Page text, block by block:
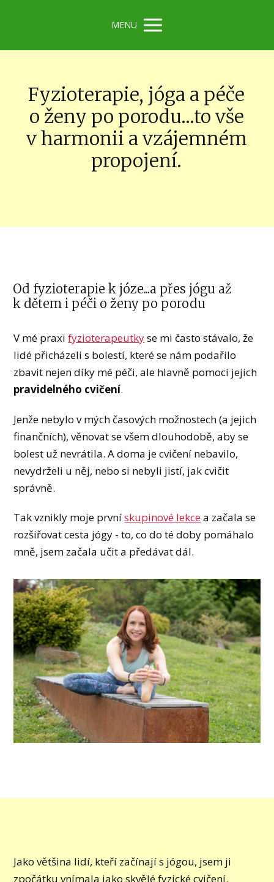
MENU
Fyzioterapie, jóga a péče
o ženy po porodu...to vše
v harmonii a vzájemném
propojení.
Od fyzioterapie k józe...a přes jógu až
k dětem i péči o ženy po porodu
V mé praxifyzioterapeutkyse mi často stávalo, že
lidé přicházeli s bolestí, které se nám podařilo
zbavit nejen díky mé péči, ale hlavně pomocí jejich
pravidelného cvičení.
Jenže nebylo v mých časových možnostech (a jejich
finančních), věnovat se všem dlouhodobě, aby se
bolest už nevrátila. A doma je cvičení nebavilo,
nevydrželi u něj, nebo si nebyli jistí, jak cvičit
správně.
Tak vznikly moje prvnískupinové lekcea začala se
rozšiřovat cesta jógy - to, co do té doby pomáhalo
mně, jsem začala učit a předávat dál.
Jako většina lidí, kteří začínají s jógou, jsem ji
zpočátku vnímala jako skvělé fyzické cvičení.